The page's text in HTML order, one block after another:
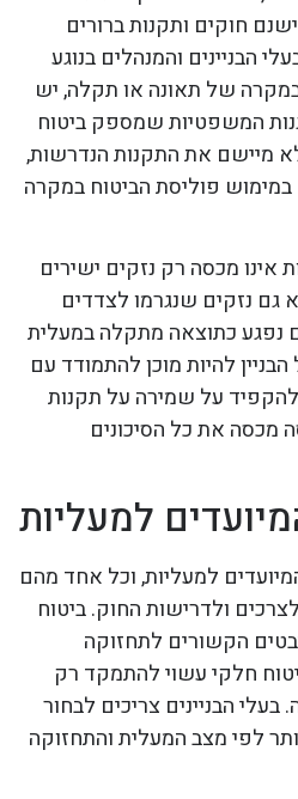
חוקים ותקנות ברורים
הבניינים והמנהלים בנוגע
של תאונה או תקלה, יש
המשפטיות שמספק ביטוח
מיישם את התקנות הנדרשות,
פוליסת הביטוח במקרה
אינו מכסה רק נזקים ישירים
נזקים שנגרמו לצדדים
נפגע כתוצאה מתקלה במעלית
להיות מוכן להתמודד עם
על שמירה על תקנות
מכסה את כל הסיכונים
למעליות
למעליות, וכל אחד מהם
ולדרישות החוק. ביטוח
הקשורים לתחזוקה
חלקי עשוי להתמקד רק
הבניינים צריכים לבחור
לפי מצב המעלית והתחזוקה